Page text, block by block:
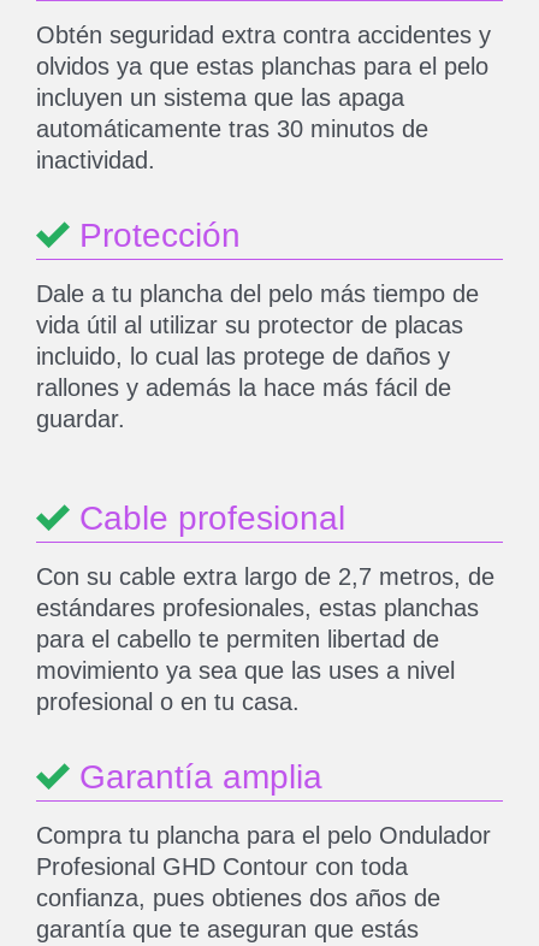
Obtén seguridad extra contra accidentes y
olvidos ya que estas planchas para el pelo
incluyen un sistema que las apaga
automáticamente tras 30 minutos de
inactividad.
Protección
Dale a tu plancha del pelo más tiempo de
vida útil al utilizar su protector de placas
incluido, lo cual las protege de daños y
rallones y además la hace más fácil de
guardar.
Cable profesional
Con su cable extra largo de 2,7 metros, de
estándares profesionales, estas planchas
para el cabello te permiten libertad de
movimiento ya sea que las uses a nivel
profesional o en tu casa.
Garantía amplia
Compra tu plancha para el pelo Ondulador
Profesional GHD Contour con toda
confianza, pues obtienes dos años de
garantía que te aseguran que estás